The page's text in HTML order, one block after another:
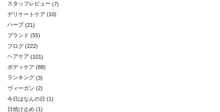
スタッフレビュー (7)
デリケートケア (10)
ハーブ (21)
ブランド (55)
ブログ (222)
ヘアケア (101)
ボディケア (88)
ランキング (3)
ヴィーガン (2)
今日はなんの日 (1)
日焼け止め (1)